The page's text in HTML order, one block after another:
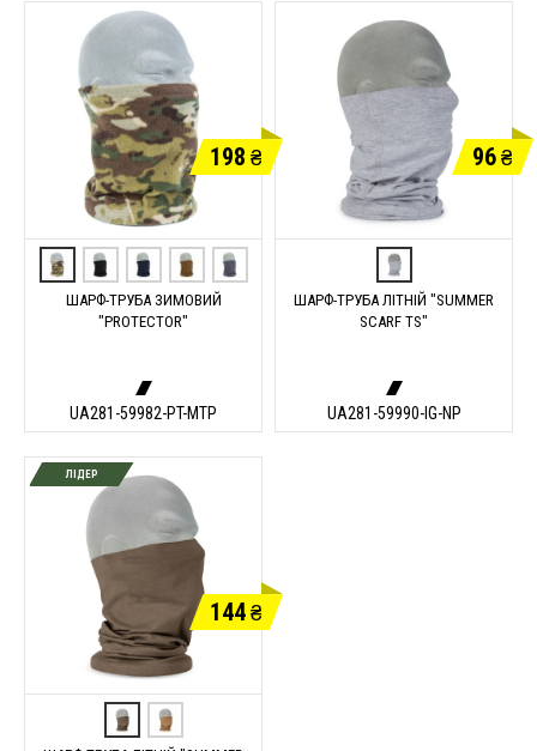
198 ₴
ШАРФ-ТРУБА ЗИМОВИЙ
"PROTECTOR"
UA281-59982-PT-MTP
96₴
ШАРФ-ТРУБА ЛІТНІЙ "SUMMER
SCARF TS"
UA281-59990-IG-NP
ЛІДЕР
144₴